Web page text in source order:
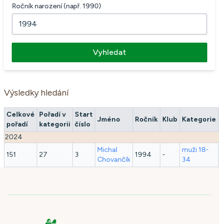
Ročník narození (např. 1990)
Vyhledat
Výsledky hledání
Celkové
pořadí
Pořadí v
kategorii
Start
číslo
Jméno Ročník Klub Kategorie
2024
151 27 3
Michal
Chovančík
1994 -
muži 18-
34